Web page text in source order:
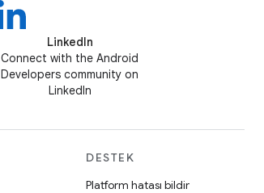
LinkedIn
Connect with the Android
Developers community on
LinkedIn
DESTEK
Platform hatası bildir